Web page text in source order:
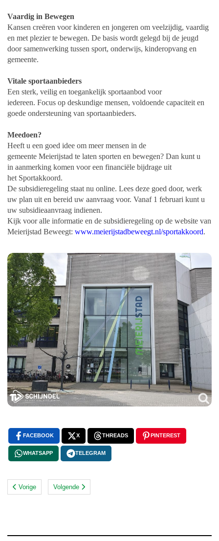
Vaardig in Bewegen
Kansen creëren voor kinderen en jongeren om veelzijdig, vaardig
en met plezier te bewegen. De basis wordt gelegd bij de jeugd
door samenwerking tussen sport, onderwijs, kinderopvang en
gemeente.
Vitale sportaanbieders
Een sterk, veilig en toegankelijk sportaanbod voor
iedereen. Focus op deskundige mensen, voldoende capaciteit en
goede ondersteuning van sportaanbieders.
Meedoen?
Heeft u een goed idee om meer mensen in de
gemeente Meierijstad te laten sporten en bewegen? Dan kunt u
in aanmerking komen voor een financiële bijdrage uit
het Sportakkoord.
De subsidieregeling staat nu online. Lees deze goed door, werk
uw plan uit en bereid uw aanvraag voor. Vanaf 1 februari kunt u
uw subsidieaanvraag indienen.
Kijk voor alle informatie en de subsidieregeling op de website van
Meierijstad Beweegt: www.meierijstadbeweegt.nl/sportakkoord.
FACEBOOK X THREADS PINTEREST
WHATSAPP TELEGRAM
Vorige Volgende